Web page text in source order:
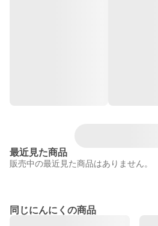
最近見た商品
販売中の最近見た商品はありません。
同じにんにくの商品